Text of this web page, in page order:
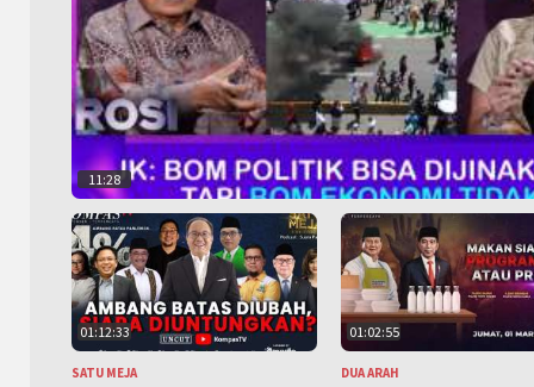
11:28
01:12:33
SATU MEJA
01:02:55
DUA ARAH